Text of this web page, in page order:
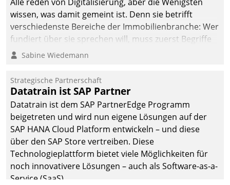
wissen, was damit gemeint ist. Denn sie betrifft
verschiedenste Bereiche der Immobilienbranche: Wer
fundiert über sie sprechen will, muss zuerst Begriffe
klären. Ein Aspekt ist die betriebliche Optimierung:
Einsparungen durch optimierte und automatisierte
Prozesse. Doch man darf nicht zu viel erwarten: Allein
mit der Einführung einer neuen Software ist es nicht
getan. Die Digitalisierung erfordert von Unternehmen
die Bereitschaft, sich zu überprüfen, zu hinterfragen
und zu verändern.
Sabine Wiedemann
Strategische Partnerschaft
Datatrain ist SAP Partner
Datatrain ist dem SAP PartnerEdge Programm
beigetreten und wird nun eigene Lösungen auf der
SAP HANA Cloud Platform entwickeln – und diese
über den SAP Store vertreiben. Diese
Technologieplattform bietet viele Möglichkeiten für
noch innovativere Lösungen – auch als Software-as-a-
Service (SaaS).